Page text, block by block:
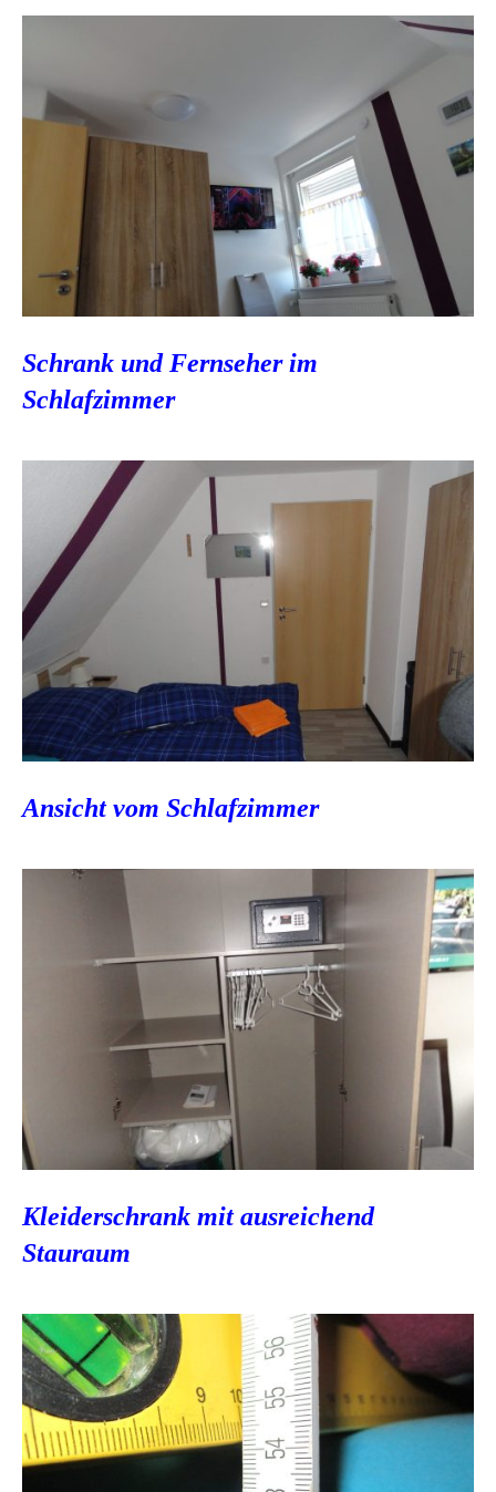
Schrank und Fernseher im
Schlafzimmer
Ansicht vom Schlafzimmer
Kleiderschrank mit ausreichend
Stauraum